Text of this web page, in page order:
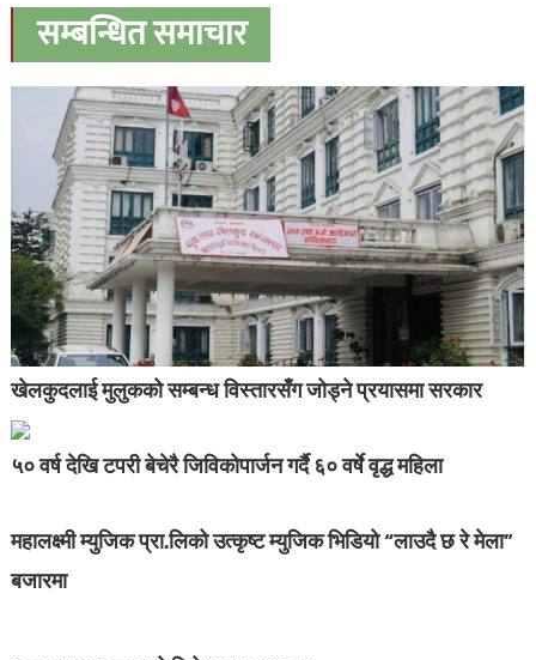
सम्बन्धित समाचार
खेलकुदलाई मुलुकको सम्बन्ध विस्तारसँग जोड्ने प्रयासमा सरकार
५० वर्ष देखि टपरी बेचेरै जिविकोपार्जन गर्दै ६० वर्षे वृद्ध महिला
महालक्ष्मी म्युजिक प्रा.लिको उत्कृष्ट म्युजिक भिडियो “लाउदै छ रे मेला”
बजारमा